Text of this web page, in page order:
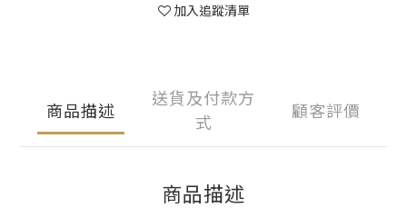
加入追蹤清單
商品描述
送貨及付款方
式
顧客評價
商品描述